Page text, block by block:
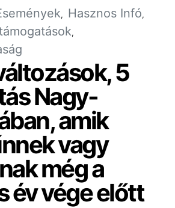
Hasznos Infó
5
Nagy-
amik
vagy
még a
év vége előtt